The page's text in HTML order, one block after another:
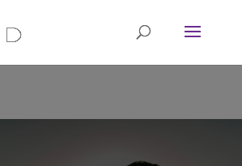
fbq('track', 'PageView'); // Once
been granted fbq('consent', 'grant');